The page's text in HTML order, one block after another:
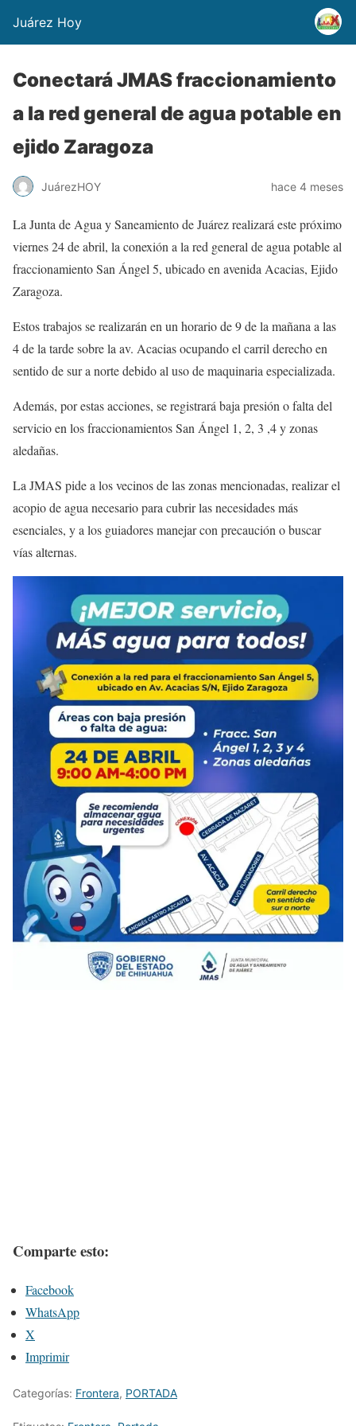
Juárez Hoy
Conectará JMAS fraccionamiento
a la red general de agua potable en
ejido Zaragoza
JuárezHOY hace 4 meses
La Junta de Agua y Saneamiento de Juárez realizará este próximo
viernes 24 de abril, la conexión a la red general de agua potable al
fraccionamiento San Ángel 5, ubicado en avenida Acacias, Ejido
Zaragoza.
Estos trabajos se realizarán en un horario de 9 de la mañana a las
4 de la tarde sobre la av. Acacias ocupando el carril derecho en
sentido de sur a norte debido al uso de maquinaria especializada.
Además, por estas acciones, se registrará baja presión o falta del
servicio en los fraccionamientos San Ángel 1, 2, 3 ,4 y zonas
aledañas.
La JMAS pide a los vecinos de las zonas mencionadas, realizar el
acopio de agua necesario para cubrir las necesidades más
esenciales, y a los guiadores manejar con precaución o buscar
vías alternas.
Comparte esto:
Facebook
WhatsApp
X
Imprimir
Categorías: Frontera, PORTADA